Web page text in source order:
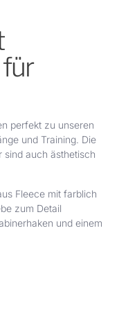
perfekt zu unseren
und Training. Die
sind auch ästhetisch
Fleece mit farblich
zum Detail
und einem